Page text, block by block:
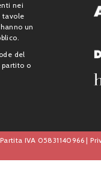
nei
tavole
un
del
o
IVA 05831140966 |